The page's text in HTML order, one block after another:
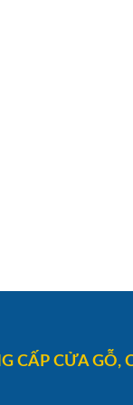
CẤP CỬA GỖ,